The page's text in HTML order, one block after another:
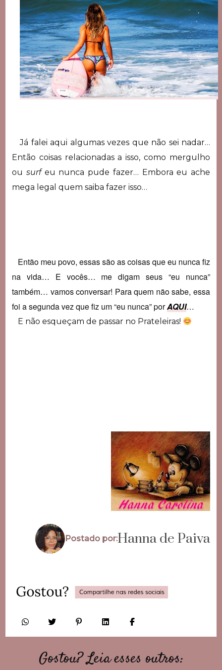
Já falei aqui algumas vezes que não sei nadar…
Então coisas relacionadas a isso, como mergulho
ou surf eu nunca pude fazer… Embora eu ache
mega legal quem saiba fazer isso…
Então meu povo, essas são as coisas que eu nunca fiz
na vida… E vocês… me digam seus “eu nunca”
também… vamos conversar! Para quem não sabe, essa
foi a segunda vez que fiz um “eu nunca” porAQUI…
E não esqueçam de passar no Prateleiras!
Postado por:Hanna de Paiva
Gostou? Leia esses outros: